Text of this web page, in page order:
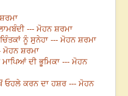
--- ਮੋਹਨ ਸ਼ਰਮਾ
ਨੂੰ ਸੁਨੇਹਾ --- ਮੋਹਨ ਸ਼ਰਮਾ
ਮੋਹਨ ਸ਼ਰਮਾ
ਦੀ ਭੂਮਿਕਾ --- ਮੋਹਨ
ਓਹਲੇ ਕਰਨ ਦਾ ਹਸ਼ਰ --- ਮੋਹਨ